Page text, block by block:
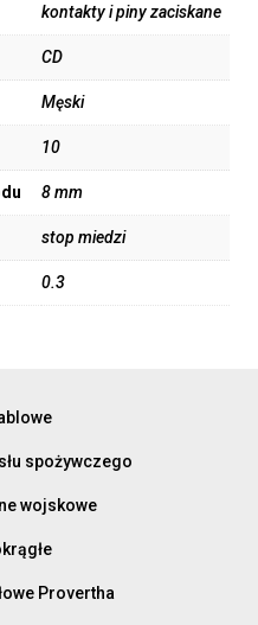
kontakty i piny zaciskane
CD
Męski
10
8 mm
stop miedzi
0.3
spożywczego
wojskowe
Provertha